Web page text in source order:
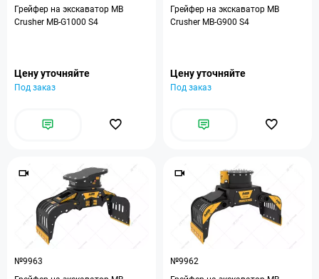
Грейфер на экскаватор MB
Crusher MB-G1000 S4
Цену уточняйте
Под заказ
Грейфер на экскаватор MB
Crusher MB-G900 S4
Цену уточняйте
Под заказ
№9963
№9962